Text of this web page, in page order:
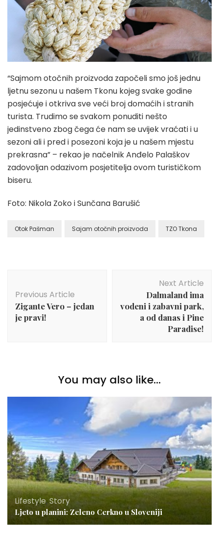
“Sajmom otočnih proizvoda započeli smo još jednu
ljetnu sezonu u našem Tkonu kojeg svake godine
posjećuje i otkriva sve veći broj domaćih i stranih
turista. Trudimo se svakom ponuditi nešto
jedinstveno zbog čega će nam se uvijek vraćati i u
sezoni ali i pred i posezoni koja je u našem mjestu
prekrasna” – rekao je načelnik Anđelo Palaškov
zadovoljan odazivom posjetitelja ovom turističkom
biseru.
Foto: Nikola Zoko i Sunčana Barušić
Otok Pašman Sajam otočnih proizvoda TZO Tkona
Navigation
Previous Article
Zigante Vero – jedan
je pravi!
Next Article
Dalmaland ima
vodeni i zabavni park,
a od danas i Pine
Paradise!
You may also like...
Lifestyle,Story
Ljeto u planini: Zeleno Cerkno u Sloveniji